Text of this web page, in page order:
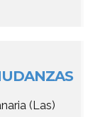
(Las)